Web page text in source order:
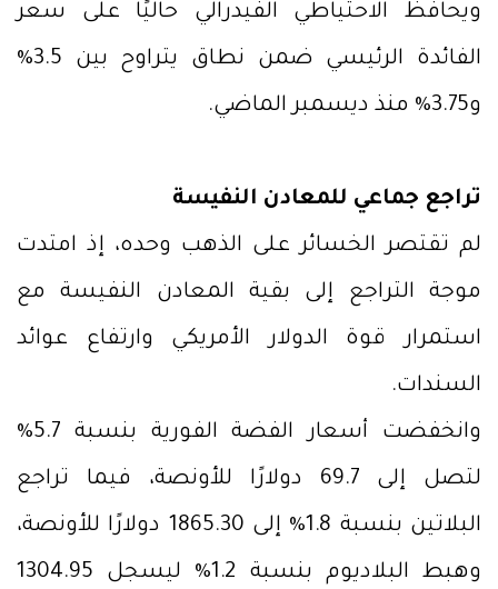
ويحافظ الاحتياطي الفيدرالي حاليًا على سعر
الفائدة الرئيسي ضمن نطاق يتراوح بين 3.5%
و3.75% منذ ديسمبر الماضي.
تراجع جماعي للمعادن النفيسة
لم تقتصر الخسائر على الذهب وحده، إذ امتدت
موجة التراجع إلى بقية المعادن النفيسة مع
استمرار قوة الدولار الأمريكي وارتفاع عوائد
السندات.
وانخفضت أسعار الفضة الفورية بنسبة 5.7%
لتصل إلى 69.7 دولارًا للأونصة، فيما تراجع
البلاتين بنسبة 1.8% إلى 1865.30 دولارًا للأونصة،
وهبط البلاديوم بنسبة 1.2% ليسجل 1304.95